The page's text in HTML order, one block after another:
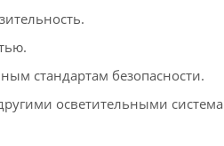
стандартам безопасности.
осветительными